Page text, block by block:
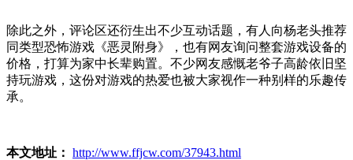
除此之外，评论区还衍生出不少互动话题，有人向杨老头推荐
同类型恐怖游戏《恶灵附身》，也有网友询问整套游戏设备的
价格，打算为家中长辈购置。不少网友感慨老爷子高龄依旧坚
持玩游戏，这份对游戏的热爱也被大家视作一种别样的乐趣传
承。
本文地址： http://www.ffjcw.com/37943.html